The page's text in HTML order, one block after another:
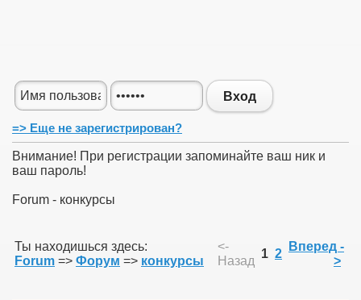
Вход
=> Еще не зарегистрирован?
Внимание! При регистрации запоминайте ваш ник и
ваш пароль!
Forum - конкурсы
Ты находишься здесь:
Forum => Форум => конкурсы
<-
Назад
1 2
Вперед -
>